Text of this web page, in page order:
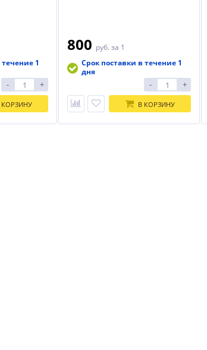
1
- +
КОРЗИНУ
800 руб. за 1
Срок поставки в течение 1
дня
- +
В КОРЗИНУ